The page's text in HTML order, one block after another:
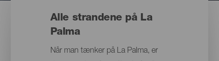
Alle strandene på La
Palma
Når man tænker på La Palma, er